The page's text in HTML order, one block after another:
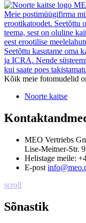
Meie postimüügifirma
erootikatoodet. Seetõttu
teema, sest on oluline
eest erootilise
Seetõttu kasutame oma
ja ICRA. Nende
kui saate poes
Kõik meie fotomudelid
Noorte kaitse
MEO Vertriebs
Lise-Meitner-Str.
Helistage meile:
E-post
scroll
Sõnastik